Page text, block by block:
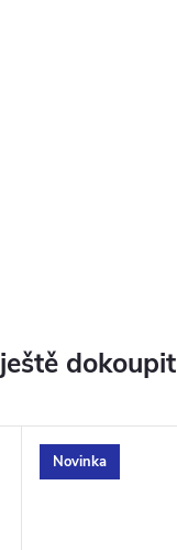
dokoupit
Novinka